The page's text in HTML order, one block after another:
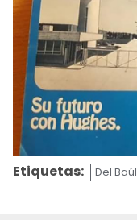
Etiquetas: Del Baúl